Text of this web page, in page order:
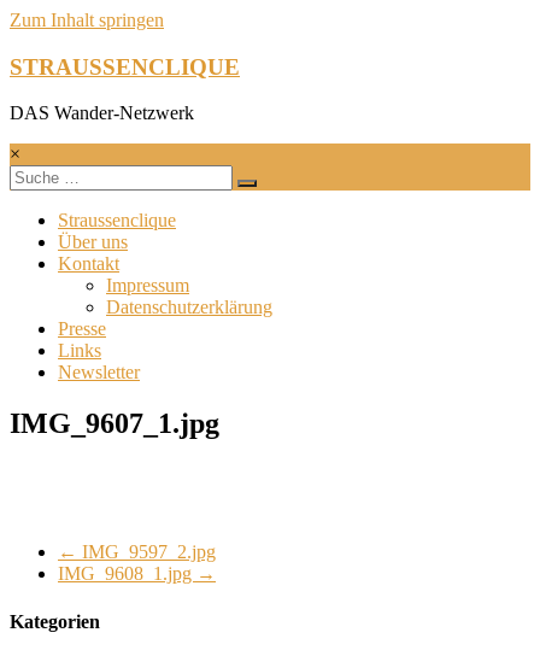
Zum Inhalt springen
STRAUSSENCLIQUE
DAS Wander-Netzwerk
×
Straussenclique
Über uns
Kontakt
Impressum
Datenschutzerklärung
Presse
Links
Newsletter
IMG_9607_1.jpg
← IMG_9597_2.jpg
IMG_9608_1.jpg →
Kategorien